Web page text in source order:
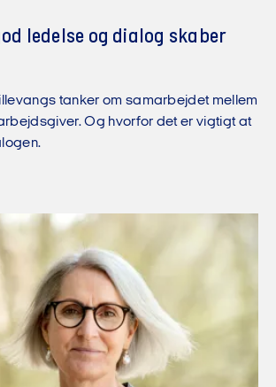
ledelse og dialog skaber
tanker om samarbejdet mellem
Og hvorfor det er vigtigt at